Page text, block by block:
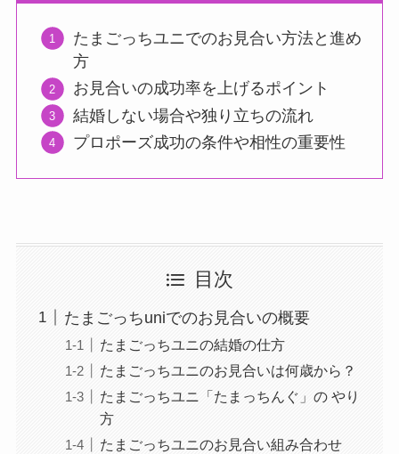
たまごっちユニでのお見合い方法と進め
方
お見合いの成功率を上げるポイント
結婚しない場合や独り立ちの流れ
プロポーズ成功の条件や相性の重要性
目次
たまごっちuniでのお見合いの概要
たまごっちユニの結婚の仕方
たまごっちユニのお見合いは何歳から？
たまごっちユニ「たまっちんぐ」の やり
方
たまごっちユニのお見合い組み合わせ